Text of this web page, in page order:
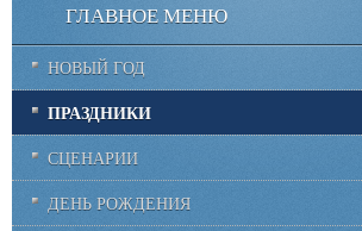
ГЛАВНОЕ МЕНЮ
НОВЫЙ ГОД
ПРАЗДНИКИ
СЦЕНАРИИ
ДЕНЬ РОЖДЕНИЯ